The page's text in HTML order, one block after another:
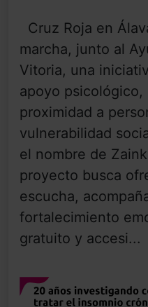
Cruz Roja en
marcha, junto al
Vitoria, una
apoyo
proximidad a
vulnerabilidad
el nombre de
proyecto busca
escucha,
fortalecimiento
gratuito y accesi...